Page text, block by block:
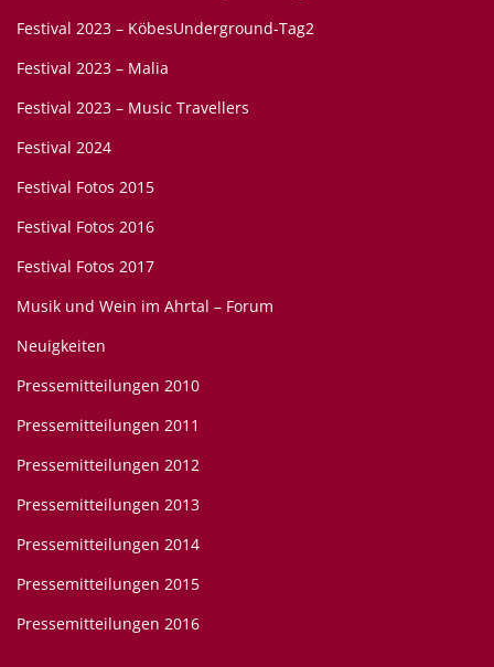
Festival 2023 – KöbesUnderground-Tag2
Festival 2023 – Malia
Festival 2023 – Music Travellers
Festival 2024
Festival Fotos 2015
Festival Fotos 2016
Festival Fotos 2017
Musik und Wein im Ahrtal – Forum
Neuigkeiten
Pressemitteilungen 2010
Pressemitteilungen 2011
Pressemitteilungen 2012
Pressemitteilungen 2013
Pressemitteilungen 2014
Pressemitteilungen 2015
Pressemitteilungen 2016